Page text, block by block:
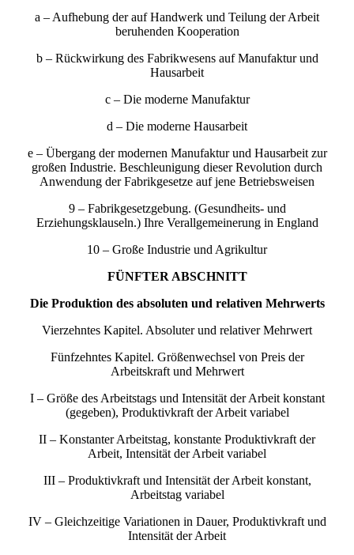
a – Aufhebung der auf Handwerk und Teilung der Arbeit
beruhenden Kooperation
b – Rückwirkung des Fabrikwesens auf Manufaktur und
Hausarbeit
c – Die moderne Manufaktur
d – Die moderne Hausarbeit
e – Übergang der modernen Manufaktur und Hausarbeit zur
großen Industrie. Beschleunigung dieser Revolution durch
Anwendung der Fabrikgesetze auf jene Betriebsweisen
9 – Fabrikgesetzgebung. (Gesundheits- und
Erziehungsklauseln.) Ihre Verallgemeinerung in England
10 – Große Industrie und Agrikultur
FÜNFTER ABSCHNITT
Die Produktion des absoluten und relativen Mehrwerts
Vierzehntes Kapitel. Absoluter und relativer Mehrwert
Fünfzehntes Kapitel. Größenwechsel von Preis der
Arbeitskraft und Mehrwert
I – Größe des Arbeitstags und Intensität der Arbeit konstant
(gegeben), Produktivkraft der Arbeit variabel
II – Konstanter Arbeitstag, konstante Produktivkraft der
Arbeit, Intensität der Arbeit variabel
III – Produktivkraft und Intensität der Arbeit konstant,
Arbeitstag variabel
IV – Gleichzeitige Variationen in Dauer, Produktivkraft und
Intensität der Arbeit